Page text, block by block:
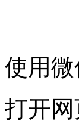
使用
打开